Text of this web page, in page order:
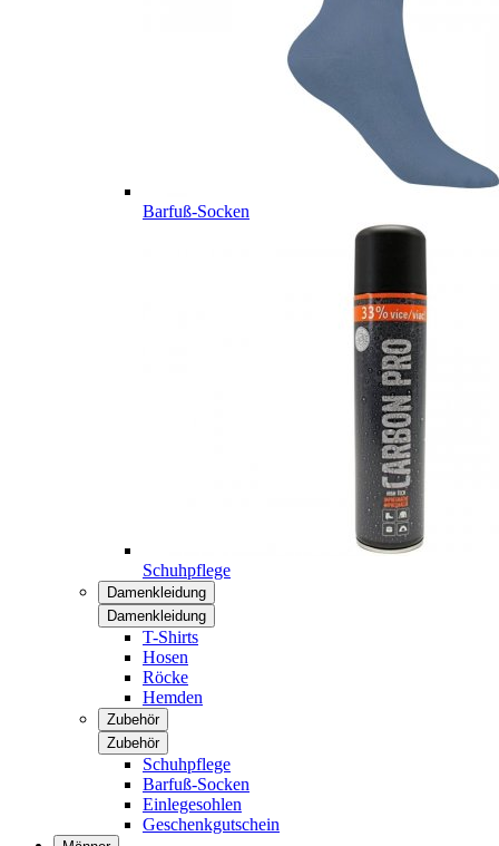
Barfuß-Socken
Schuhpflege
Damenkleidung
Damenkleidung
T-Shirts
Hosen
Röcke
Hemden
Zubehör
Zubehör
Schuhpflege
Barfuß-Socken
Einlegesohlen
Geschenkgutschein